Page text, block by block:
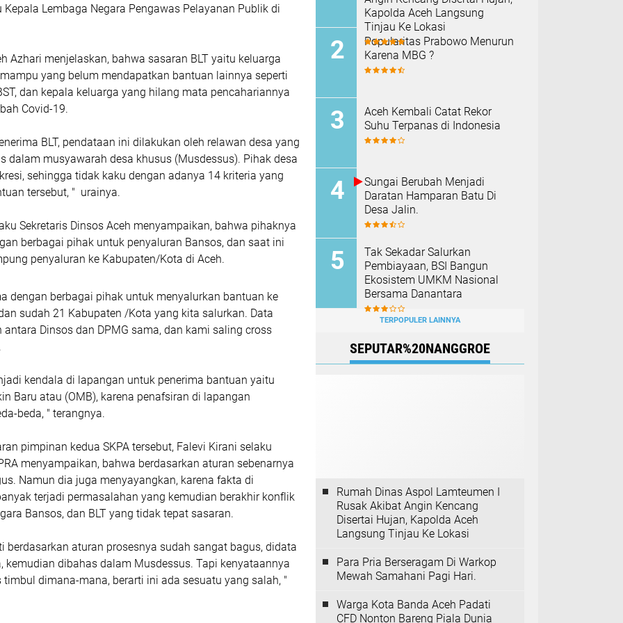
Lembaga Negara Pengawas Pelayanan Publik di
Azhari menjelaskan, bahwa sasaran BLT yaitu keluarga
yang belum mendapatkan bantuan lainnya seperti
dan kepala keluarga yang hilang mata pencahariannya
Covid-19.
BLT, pendataan ini dilakukan oleh relawan desa yang
dalam musyawarah desa khusus (Musdessus). Pihak desa
sehingga tidak kaku dengan adanya 14 kriteria yang
tersebut, " urainya.
Sekretaris Dinsos Aceh menyampaikan, bahwa pihaknya
berbagai pihak untuk penyaluran Bansos, dan saat ini
penyaluran ke Kabupaten/Kota di Aceh.
dengan berbagai pihak untuk menyalurkan bantuan ke
sudah 21 Kabupaten /Kota yang kita salurkan. Data
antara Dinsos dan DPMG sama, dan kami saling cross
kendala di lapangan untuk penerima bantuan yaitu
Baru atau (OMB), karena penafsiran di lapangan
beda, " terangnya.
pimpinan kedua SKPA tersebut, Falevi Kirani selaku
menyampaikan, bahwa berdasarkan aturan sebenarnya
Namun dia juga menyayangkan, karena fakta di
terjadi permasalahan yang kemudian berakhir konflik
Bansos, dan BLT yang tidak tepat sasaran.
berdasarkan aturan prosesnya sudah sangat bagus, didata
kemudian dibahas dalam Musdessus. Tapi kenyataannya
dimana-mana, berarti ini ada sesuatu yang salah, "
Kapolda Aceh Langsung
Tinjau Ke Lokasi
Popularitas Prabowo Menurun
Karena MBG ?
Aceh Kembali Catat Rekor
Suhu Terpanas di Indonesia
Sungai Berubah Menjadi
Daratan Hamparan Batu Di
Desa Jalin.
Tak Sekadar Salurkan
Pembiayaan, BSI Bangun
Ekosistem UMKM Nasional
Bersama Danantara
TERPOPULER LAINNYA
SEPUTAR%20NANGGROE
Rumah Dinas Aspol Lamteumen I
Rusak Akibat Angin Kencang
Disertai Hujan, Kapolda Aceh
Langsung Tinjau Ke Lokasi
Para Pria Berseragam Di Warkop
Mewah Samahani Pagi Hari.
Warga Kota Banda Aceh Padati
CFD Nonton Bareng Piala Dunia